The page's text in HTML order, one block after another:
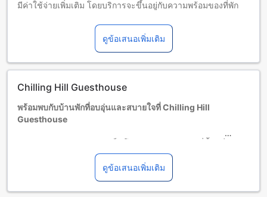
มีค่าใช้จ่ายเพิ่มเติม โดยบริการจะขึ้นอยู่กับความพร้อมของที่พัก
พักฟรีหากใช้เตียงที่มีอยู่แล้ว
ผู้เข้าพักอายุ 13 ปีขึ้นไปถือเป็นผู้ใหญ่
บริการเตียงเสริมขึ้นอยู่กับประเภทห้องที่เลือก กรุณาตรวจสอบ
จำนวนผู้เข้าพักที่กำหนดในแต่ละห้องสำหรับข้อมูลเพิ่มเติม
นโยบายที่แตกต่างหรือเงื่อนไขเพิ่มเติม
ดูข้อเสนอเพิ่มเติม
Chilling Hill Guesthouse
พร้อมพบกับบ้านพักที่อบอุ่นและสบายใจที่ Chilling Hill
Guesthouse
เมืองปาย ไทย โรงแรมนี้เปิดให้บริการครั้งแรกในปี 2017 และได้
รับการปรับปรุงล่าสุดในปีเดียวกัน โรงแรมมีห้องพักทั้งหมด 7 ห้อง
ที่พักสะดวกสบายและอบอุ่น มีเวลาเช็คเอาท์จนถึงเวลา 11:00
น.และเวลาเช็คอินตั้งแต่เวลา 02:00 น. โรงแรมยินดีต้อนรับเด็ก
ดูข้อเสนอเพิ่มเติม